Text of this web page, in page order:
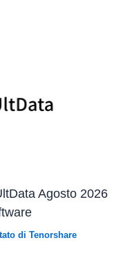
Agosto 2026
di Tenorshare